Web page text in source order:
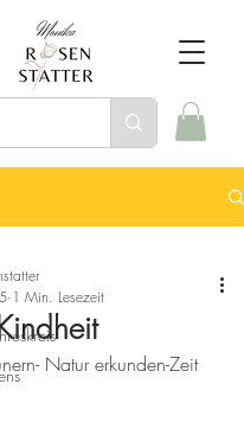
1 Min. Lesezeit
Natur erkunden-Zeit